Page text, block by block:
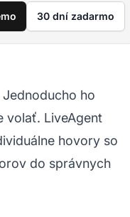
30 dní zadarmo
ho
volať. LiveAgent
hovory so
do správnych